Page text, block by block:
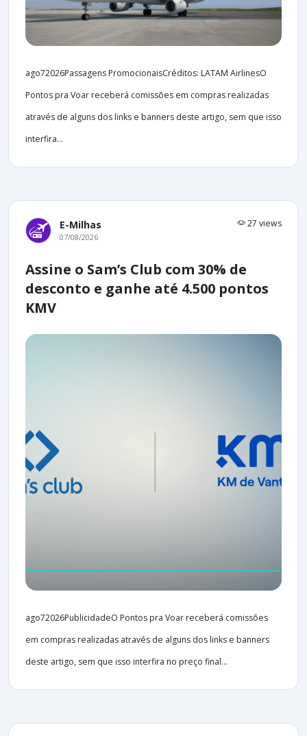
ago72026Passagens PromocionaisCréditos: LATAM AirlinesO
Pontos pra Voar receberá comissões em compras realizadas
através de alguns dos links e banners deste artigo, sem que isso
interfira...
E-Milhas 27 views
07/08/2026
Assine o Sam’s Club com 30% de
desconto e ganhe até 4.500 pontos
KMV
ago72026PublicidadeO Pontos pra Voar receberá comissões
em compras realizadas através de alguns dos links e banners
deste artigo, sem que isso interfira no preço final...